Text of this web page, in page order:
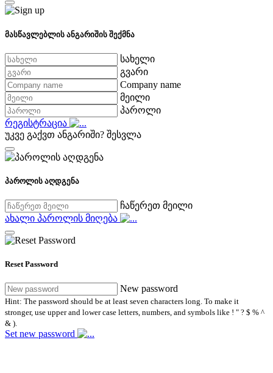
მასწავლებლის ანგარიშის შექმნა
სახელი
გვარი
Company name
მეილი
პაროლი
რეგისტრაცია
უკვე გაქვთ ანგარიში? შესვლა
პაროლის აღდგენა
ჩაწერეთ მეილი
ახალი პაროლის მიღება
Reset Password
New password
Hint: The password should be at least seven characters long. To make it
stronger, use upper and lower case letters, numbers, and symbols like ! " ? $ % ^
& ).
Set new password